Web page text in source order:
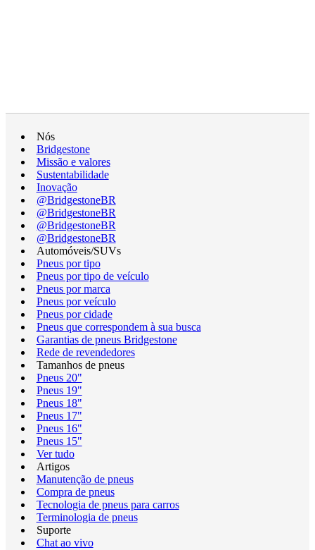
Nós
Bridgestone
Missão e valores
Sustentabilidade
Inovação
@BridgestoneBR
@BridgestoneBR
@BridgestoneBR
@BridgestoneBR
Automóveis/SUVs
Pneus por tipo
Pneus por tipo de veículo
Pneus por marca
Pneus por veículo
Pneus por cidade
Pneus que correspondem à sua busca
Garantias de pneus Bridgestone
Rede de revendedores
Tamanhos de pneus
Pneus 20"
Pneus 19"
Pneus 18"
Pneus 17"
Pneus 16"
Pneus 15"
Ver tudo
Artigos
Manutenção de pneus
Compra de pneus
Tecnologia de pneus para carros
Terminologia de pneus
Suporte
Chat ao vivo